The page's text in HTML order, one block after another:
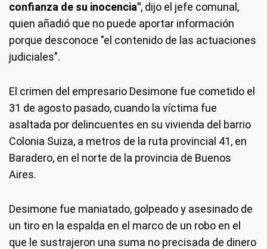
confianza de su inocencia", dijo el jefe comunal,
quien añadió que no puede aportar información
porque desconoce "el contenido de las actuaciones
judiciales".
El crimen del empresario Desimone fue cometido el
31 de agosto pasado, cuando la víctima fue
asaltada por delincuentes en su vivienda del barrio
Colonia Suiza, a metros de la ruta provincial 41, en
Baradero, en el norte de la provincia de Buenos
Aires.
Desimone fue maniatado, golpeado y asesinado de
un tiro en la espalda en el marco de un robo en el
que le sustrajeron una suma no precisada de dinero